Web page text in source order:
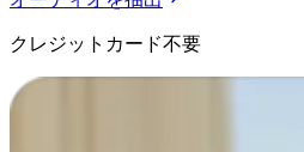
クレジットカード不要